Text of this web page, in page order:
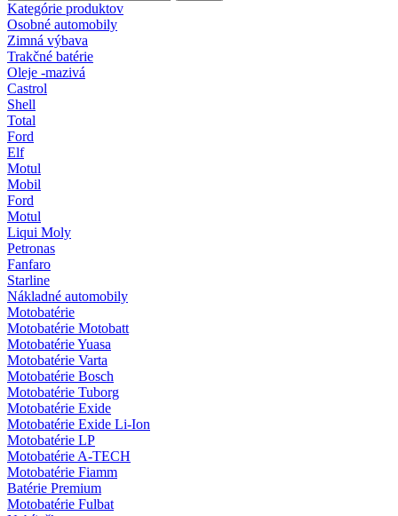
Kategórie produktov
Osobné automobily
Zimná výbava
Trakčné batérie
Oleje -mazivá
Castrol
Shell
Total
Ford
Elf
Motul
Mobil
Ford
Motul
Liqui Moly
Petronas
Fanfaro
Starline
Nákladné automobily
Motobatérie
Motobatérie Motobatt
Motobatérie Yuasa
Motobatérie Varta
Motobatérie Bosch
Motobatérie Tuborg
Motobatérie Exide
Motobatérie Exide Li-Ion
Motobatérie LP
Motobatérie A-TECH
Motobatérie Fiamm
Batérie Premium
Motobatérie Fulbat